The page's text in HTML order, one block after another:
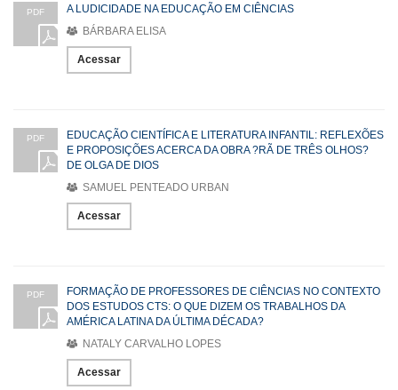
PDF
A LUDICIDADE NA EDUCAÇÃO EM CIÊNCIAS
BÁRBARA ELISA
Acessar
PDF
EDUCAÇÃO CIENTÍFICA E LITERATURA INFANTIL: REFLEXÕES
E PROPOSIÇÕES ACERCA DA OBRA ?RÃ DE TRÊS OLHOS?
DE OLGA DE DIOS
SAMUEL PENTEADO URBAN
Acessar
PDF
FORMAÇÃO DE PROFESSORES DE CIÊNCIAS NO CONTEXTO
DOS ESTUDOS CTS: O QUE DIZEM OS TRABALHOS DA
AMÉRICA LATINA DA ÚLTIMA DÉCADA?
NATALY CARVALHO LOPES
Acessar